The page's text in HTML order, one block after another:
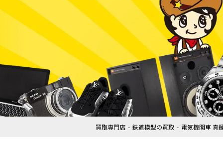
買取専門店 鉄道模型の買取 電気機関車 真